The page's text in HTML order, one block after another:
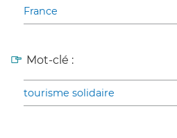
France
Mot-clé :
tourisme solidaire